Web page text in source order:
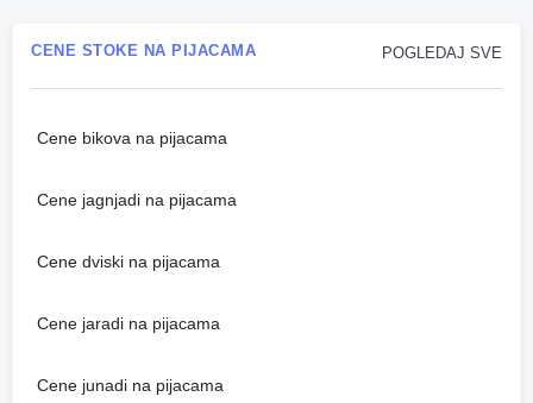
POGLEDAJ SVE
CENE STOKE NA PIJACAMA
Cene bikova na pijacama
Cene jagnjadi na pijacama
Cene dviski na pijacama
Cene jaradi na pijacama
Cene junadi na pijacama